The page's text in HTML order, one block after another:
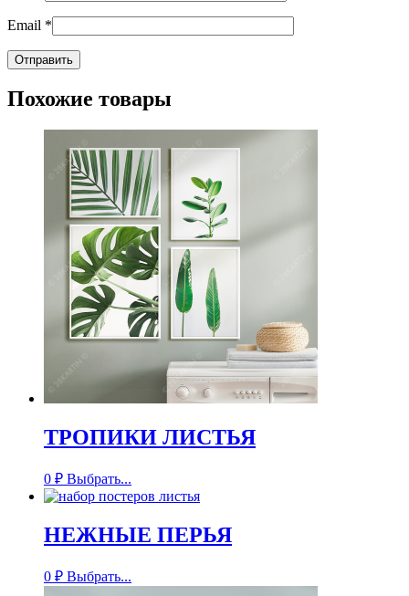
Email *
Похожие товары
ТРОПИКИ ЛИСТЬЯ
0 ₽ Выбрать...
НЕЖНЫЕ ПЕРЬЯ
0 ₽ Выбрать...